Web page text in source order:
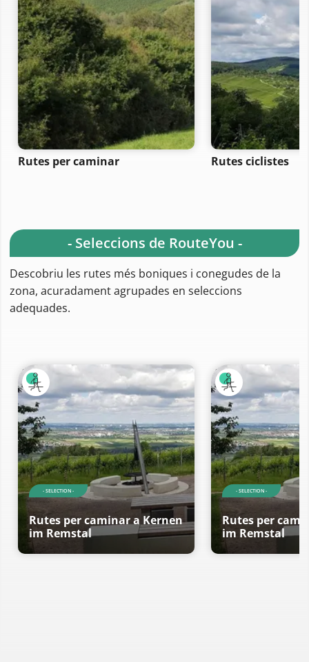
Rutes per caminar Rutes ciclistes
- Seleccions de RouteYou -
Descobriu les rutes més boniques i conegudes de la
zona, acuradament agrupades en seleccions
adequades.
- SELECTION -
Rutes per caminar a Kernen
im Remstal
- SELECTION -
Rutes per
im Remstal